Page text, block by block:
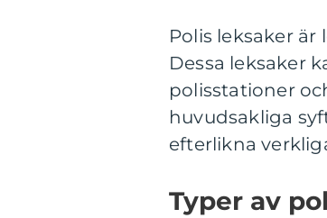
Polis leksaker
Dessa leksaker
polisstationer
huvudsakliga
efterlikna
Typer av